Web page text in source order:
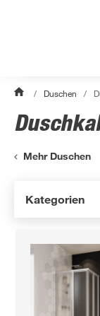
/ Duschen /
Mehr Duschen
Kategorien